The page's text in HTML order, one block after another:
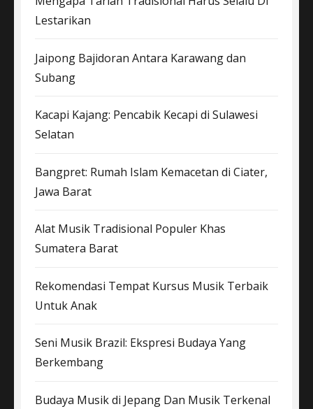
Lestarikan
Jaipong Bajidoran Antara Karawang dan
Subang
Kacapi Kajang: Pencabik Kecapi di Sulawesi
Selatan
Bangpret: Rumah Islam Kemacetan di Ciater,
Jawa Barat
Alat Musik Tradisional Populer Khas
Sumatera Barat
Rekomendasi Tempat Kursus Musik Terbaik
Untuk Anak
Seni Musik Brazil: Ekspresi Budaya Yang
Berkembang
Budaya Musik di Jepang Dan Musik Terkenal